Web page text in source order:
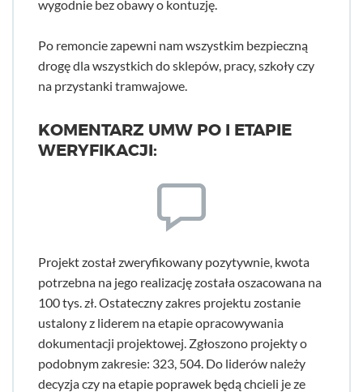
wygodnie bez obawy o kontuzję.
Po remoncie zapewni nam wszystkim bezpieczną
drogę dla wszystkich do sklepów, pracy, szkoły czy
na przystanki tramwajowe.
KOMENTARZ UMW PO I ETAPIE
WERYFIKACJI:
Projekt został zweryfikowany pozytywnie, kwota
potrzebna na jego realizację została oszacowana na
100 tys. zł. Ostateczny zakres projektu zostanie
ustalony z liderem na etapie opracowywania
dokumentacji projektowej. Zgłoszono projekty o
podobnym zakresie: 323, 504. Do liderów należy
decyzja czy na etapie poprawek będą chcieli je ze